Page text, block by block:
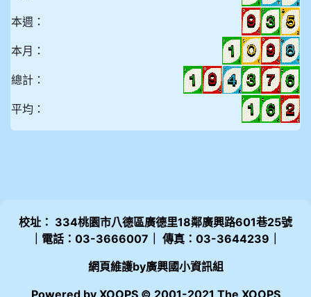
本週：
本月：
總計：
平均：
校址： 334桃園市八德區廣德里18鄰廣興路601巷25號
｜電話：03-3666007｜ 傳真：03-3644239｜
網頁維護by廣興國小資訊組
Powered by XOOPS © 2001-2021 The XOOPS